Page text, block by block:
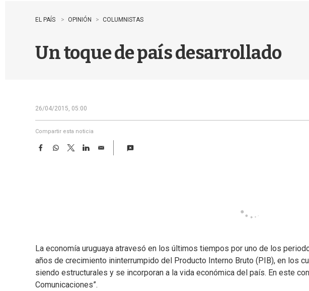
EL PAÍS OPINIÓN COLUMNISTAS
Un toque de país desarrollado
26/04/2015, 05:00
Compartir esta noticia
F
W
T
w
L
E
La economía uruguaya atravesó en los últimos tiempos por uno de los
años de crecimiento ininterrumpido del Producto Interno Bruto (PIB), en los
siendo estructurales y se incorporan a la vida económica del país. En este
Comunicaciones”.